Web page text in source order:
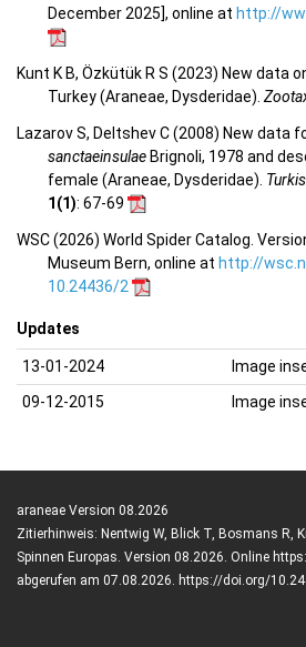
December 2025], online at http://
Kunt K B, Özkütük R S (2023) New data
Turkey (Araneae, Dysderidae).
Lazarov S, Deltshev C (2008) New data
sanctaeinsulaeBrignoli, 1978 and
female (Araneae, Dysderidae).
1(1): 67-69
WSC (2026) World Spider Catalog.
Museum Bern, online at http://
10.24436/2
Updates
13-01-2024
Image
09-12-2015
Image
araneae Version 08.2026
Zitierhinweis: Nentwig W, Blick T, Bosmans R,
Spinnen Europas. Version 08.2026. Online
abgerufen am 07.08.2026. https://doi.org/